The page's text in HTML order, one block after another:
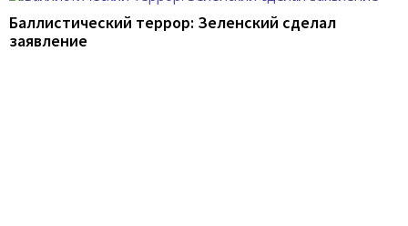
Баллистический террор: Зеленский сделал
заявление